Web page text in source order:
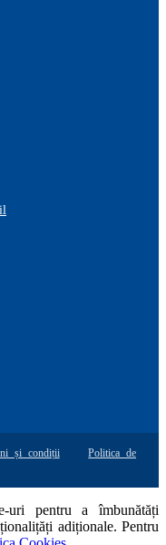
și condiții
Politica de
uri pentru a îmbunătăți
adiționale. Pentru